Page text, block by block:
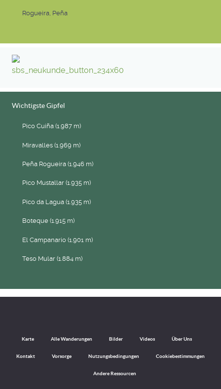
Rogueira, Peña
Wichtigste Gipfel
Pico Cuiña (1.987 m)
Miravalles (1.969 m)
Peña Rogueira (1.946 m)
Pico Mustallar (1.935 m)
Pico da Lagua (1.935 m)
Boteque (1.915 m)
El Campanario (1.901 m)
Teso Mular (1.884 m)
Karte Alle Wanderungen Bilder Videos Über Uns
Kontakt Vorsorge Nutzungsbedingungen Cookiebestimmungen
Andere Ressourcen